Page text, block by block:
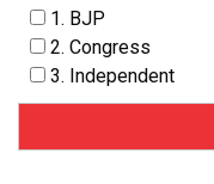
1. BJP
2. Congress
3. Independent